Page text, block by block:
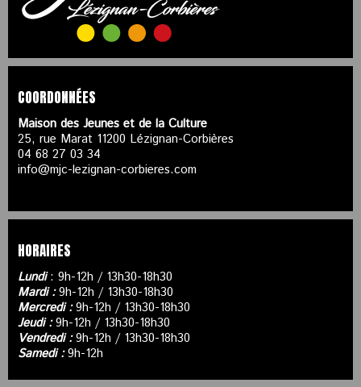
COORDONNÉES
Maison des Jeunes et de la Culture
25, rue Marat 11200 Lézignan-Corbières
04 68 27 03 34
info@mjc-lezignan-corbieres.com
HORAIRES
Lundi: 9h-12h / 13h30-18h30
Mardi :9h-12h / 13h30-18h30
Mercredi :9h-12h / 13h30-18h30
Jeudi :9h-12h / 13h30-18h30
Vendredi :9h-12h / 13h30-18h30
Samedi :9h-12h